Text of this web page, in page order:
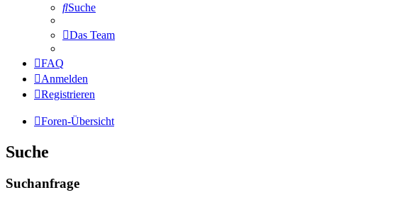
Suche
Das Team
FAQ
Anmelden
Registrieren
Foren-Übersicht
Suche
Suchanfrage